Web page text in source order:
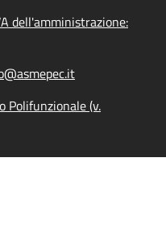
dell'amministrazione:
Polifunzionale (v.